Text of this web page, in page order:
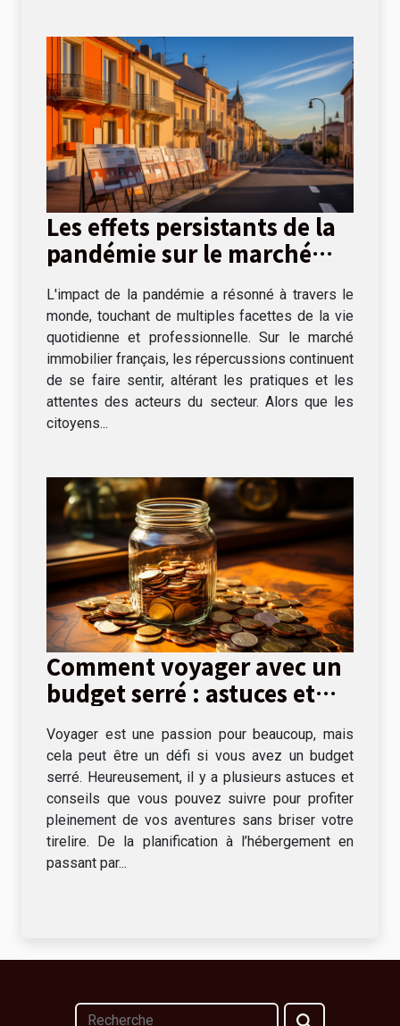
Les effets persistants de la
pandémie sur le marché
L'impact de la pandémie a résonné à travers le
monde, touchant de multiples facettes de la vie
quotidienne et professionnelle. Sur le marché
immobilier français, les répercussions continuent
de se faire sentir, altérant les pratiques et les
attentes des acteurs du secteur. Alors que les
citoyens...
Comment voyager avec un
budget serré : astuces et
Voyager est une passion pour beaucoup, mais
cela peut être un défi si vous avez un budget
serré. Heureusement, il y a plusieurs astuces et
conseils que vous pouvez suivre pour profiter
pleinement de vos aventures sans briser votre
tirelire. De la planification à l’hébergement en
passant par...